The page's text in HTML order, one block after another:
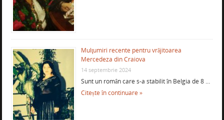
Mulţumiri recente pentru vrăjitoarea
Mercedeza din Craiova
14 septembrie 2024
Sunt un român care s-a stabilit în Belgia de 8 …
Citește în continuare »